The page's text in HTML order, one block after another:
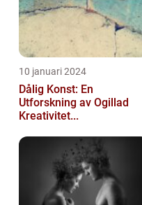
10 januari 2024
Dålig Konst: En
Utforskning av Ogillad
Kreativitet...